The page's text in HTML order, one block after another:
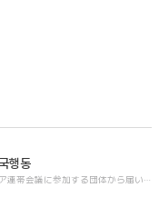
행동
第12回日本軍「慰安婦」問題アジア連帯会議に参加する団体から届いた紹介文